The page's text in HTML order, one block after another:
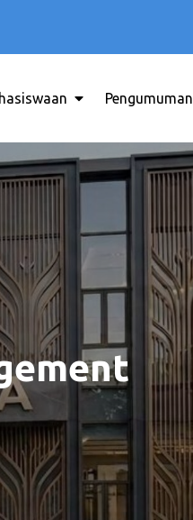
Pengumuman